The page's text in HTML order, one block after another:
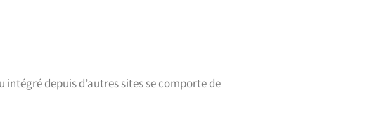
depuis d’autres sites se comporte de